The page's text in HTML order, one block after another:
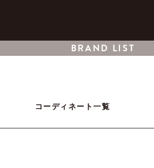
BRAND LIST
コーディネート一覧